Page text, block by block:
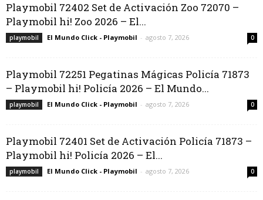
Playmobil 72402 Set de Activación Zoo 72070 –
Playmobil hi! Zoo 2026 – El...
playmobil El Mundo Click - Playmobil - agosto 7, 2026 0
Playmobil 72251 Pegatinas Mágicas Policía 71873
– Playmobil hi! Policía 2026 – El Mundo...
playmobil El Mundo Click - Playmobil - agosto 7, 2026 0
Playmobil 72401 Set de Activación Policía 71873 –
Playmobil hi! Policía 2026 – El...
playmobil El Mundo Click - Playmobil - agosto 7, 2026 0